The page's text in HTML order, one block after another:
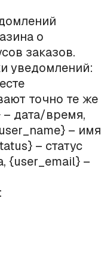
о
заказов.
уведомлений:
точно те же
дата/время,
– имя
– статус
{user_email} –